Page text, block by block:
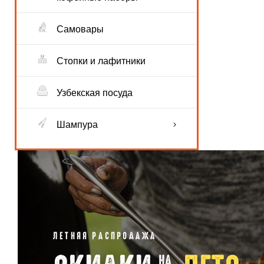
Самовары
Стопки и лафитники
Узбекская посуда
Шампура
ЛЕТНЯЯ РАСПРОДАЖА
НА